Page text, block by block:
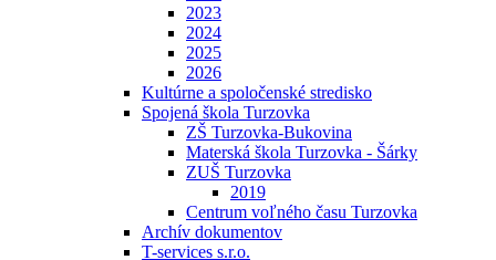
2023
2024
2025
2026
Kultúrne a spoločenské stredisko
Spojená škola Turzovka
ZŠ Turzovka-Bukovina
Materská škola Turzovka - Šárky
ZUŠ Turzovka
2019
Centrum voľného času Turzovka
Archív dokumentov
T-services s.r.o.